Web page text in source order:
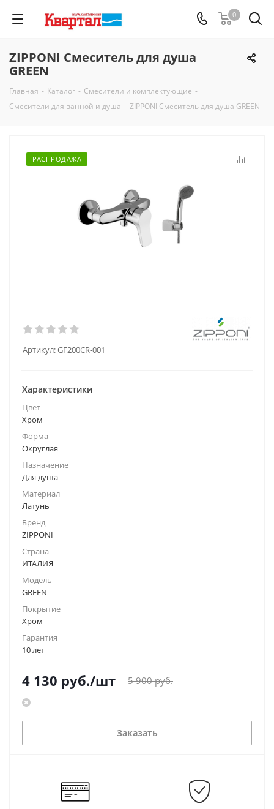
0
ZIPPONI Смеситель для душа
GREEN
Главная - Каталог - Смесители и комплектующие -
Смесители для ванной и душа - ZIPPONI Смеситель для душа GREEN
РАСПРОДАЖА
Артикул:GF200CR-001
Характеристики
Цвет
Хром
Форма
Округлая
Назначение
Для душа
Материал
Латунь
Бренд
ZIPPONI
Страна
ИТАЛИЯ
Модель
GREEN
Покрытие
Хром
Гарантия
10 лет
4 130 руб./шт 5 900руб.
Заказать